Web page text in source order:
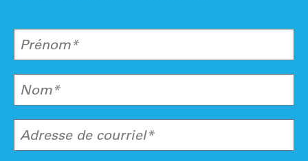
Prénom*
Nom*
Adresse de courriel*